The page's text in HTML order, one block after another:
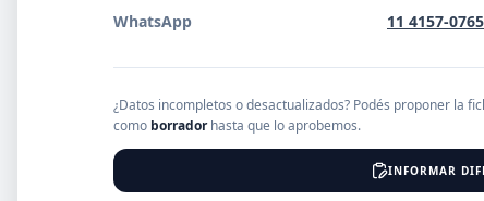
WhatsApp
11 4157-0765
¿Datos incompletos o desactualizados? Podés proponer la
como borradorhasta que lo aprobemos.
INFORMAR